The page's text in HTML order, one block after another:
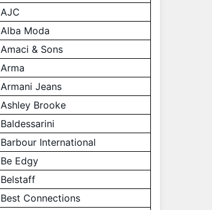
AJC
Alba Moda
Amaci & Sons
Arma
Armani Jeans
Ashley Brooke
Baldessarini
Barbour International
Be Edgy
Belstaff
Best Connections